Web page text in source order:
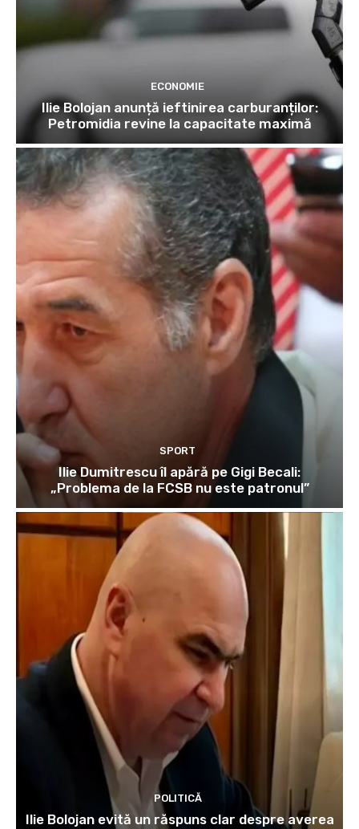
ECONOMIE
Ilie Bolojan anunță ieftinirea carburanților:
Petromidia revine la capacitate maximă
SPORT
Ilie Dumitrescu îl apără pe Gigi Becali:
„Problema de la FCSB nu este patronul”
POLITICĂ
Ilie Bolojan evită un răspuns clar despre averea